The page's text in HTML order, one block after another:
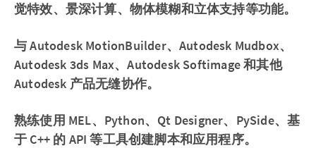
觉特效、景深计算、物体模糊和立体支持等功能。
与 Autodesk MotionBuilder、Autodesk Mudbox、
Autodesk 3ds Max、Autodesk Softimage 和其他
Autodesk 产品无缝协作。
熟练使用 MEL、Python、Qt Designer、PySide、基
于 C++ 的 API 等工具创建脚本和应用程序。